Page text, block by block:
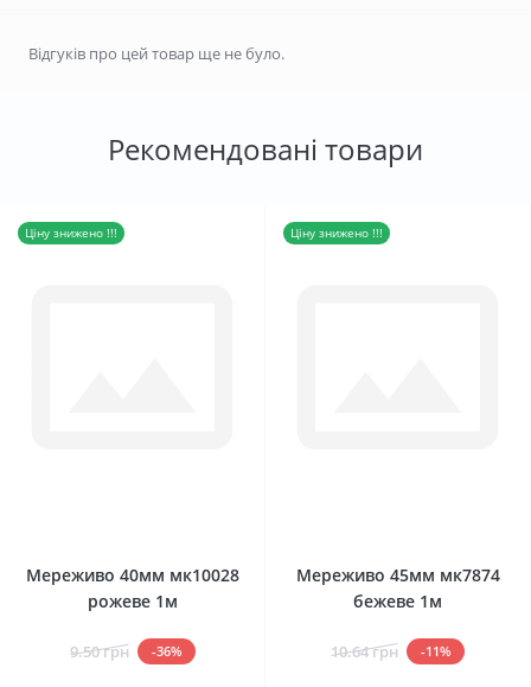
Відгуків про цей товар ще не було.
Рекомендовані товари
Ціну знижено !!!
Мереживо 40мм мк10028
рожеве 1м
9.50 грн -36%
Ціну знижено !!!
Мереживо 45мм мк7874
бежеве 1м
10.64 грн -11%